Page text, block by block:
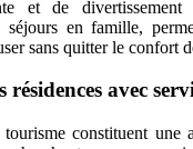
et de divertissement
séjours en famille,
sans quitter le confort
avec
constituent une